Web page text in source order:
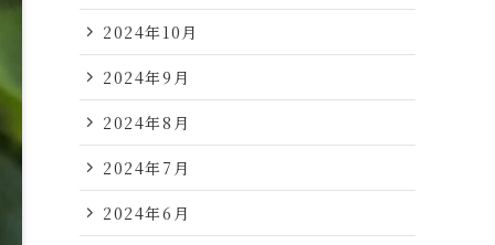
2024年10月
2024年9月
2024年8月
2024年7月
2024年6月